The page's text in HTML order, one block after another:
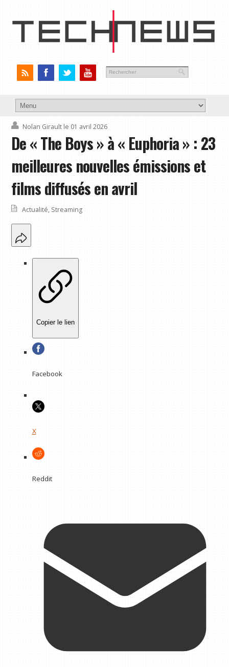
Nolan Girault le 01 avril 2026
De « The Boys » à « Euphoria » : 23
meilleures nouvelles émissions et
films diffusés en avril
Actualité, Streaming
Copier le lien
Facebook
X
Reddit